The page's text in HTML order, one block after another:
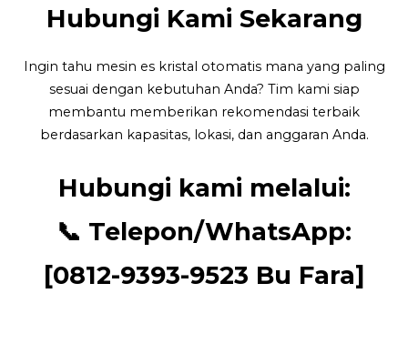
Hubungi Kami Sekarang
Ingin tahu mesin es kristal otomatis mana yang paling
sesuai dengan kebutuhan Anda? Tim kami siap
membantu memberikan rekomendasi terbaik
berdasarkan kapasitas, lokasi, dan anggaran Anda.
Hubungi kami melalui:
📞 Telepon/WhatsApp:
[0812-9393-9523 Bu Fara]